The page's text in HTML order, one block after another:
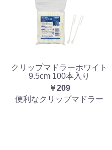
クリップマドラーホワイト
9.5cm 100本入り
￥209
便利なクリップマドラー